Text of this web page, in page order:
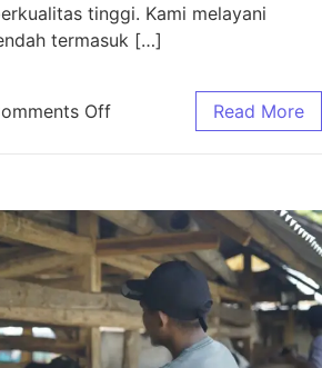
tinggi. Kami melayani
termasuk […]
Off Read More